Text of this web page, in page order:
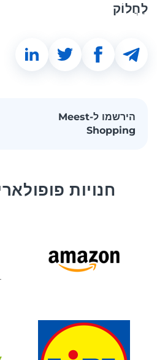
לַחֲלוֹק
הירשמו ל-Meest
Shopping
חנויות